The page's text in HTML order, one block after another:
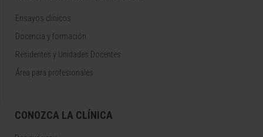
Ensayos clínicos
Docencia y formación
Residentes y Unidades Docentes
Área para profesionales
CONOZCA LA CLÍNICA